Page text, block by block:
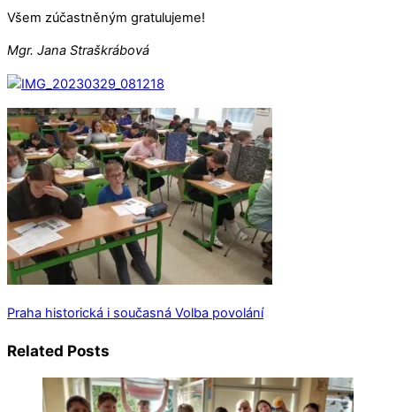
Všem zúčastněným gratulujeme!
Mgr. Jana Straškrábová
Praha historická i současná Volba povolání
Related Posts